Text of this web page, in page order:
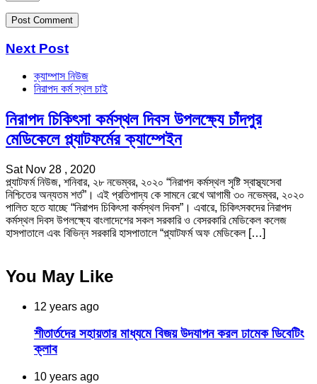
Next Post
ক্যাম্পাস নিউজ
নিরাপদ কর্ম স্থল চাই
নিরাপদ চিকিৎসা কর্মস্থল দিবস উপলক্ষ্যে চাঁদপুর
মেডিকেলে প্ল্যাটফর্মের ক্যাম্পেইন
Sat Nov 28 , 2020
প্ল্যাটফর্ম নিউজ, শনিবার, ২৮ নভেম্বর, ২০২০ “নিরাপদ কর্মস্থল সৃষ্টি স্বাস্থ্যসেবা
নিশ্চিতের অন্যতম শর্ত”। এই প্রতিপাদ্য কে সামনে রেখে আগামী ৩০ নভেম্বর, ২০২০
পালিত হতে যাচ্ছে “নিরাপদ চিকিৎসা কর্মস্থল দিবস”। এবারে, চিকিৎসকদের নিরাপদ
কর্মস্থল দিবস উপলক্ষ্যে বাংলাদেশের সকল সরকারি ও বেসরকারি মেডিকেল কলেজ
হাসপাতালে এবং বিভিন্ন সরকারি হাসপাতালে “প্ল্যাটফর্ম অফ মেডিকেল […]
You May Like
12 years ago
শীতার্তদের সহায়তার মাধ্যমে বিজয় উদযাপন করল ঢামেক ডিবেটিং
ক্লাব
10 years ago